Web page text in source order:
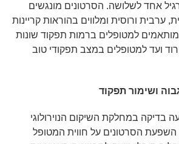
אחד לשלושה. הסרטונים מונגשים
ערבית ורוסית ומלווים בהוראות קריינות
מותאמים למטופלים ברמות תפקוד שונות
ועד למטופלים במצב תפקודי טוב
ושימור תפקוד
בדיקה במחלקת השיקום הנוירולוגי
הסרטונים על חווית המטופל